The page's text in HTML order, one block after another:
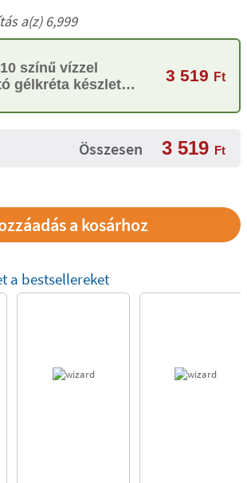
a(z) 6,999
színű vízzel
gélkréta készlet
3 519 Ft
Összesen 3 519 Ft
a bestsellereket